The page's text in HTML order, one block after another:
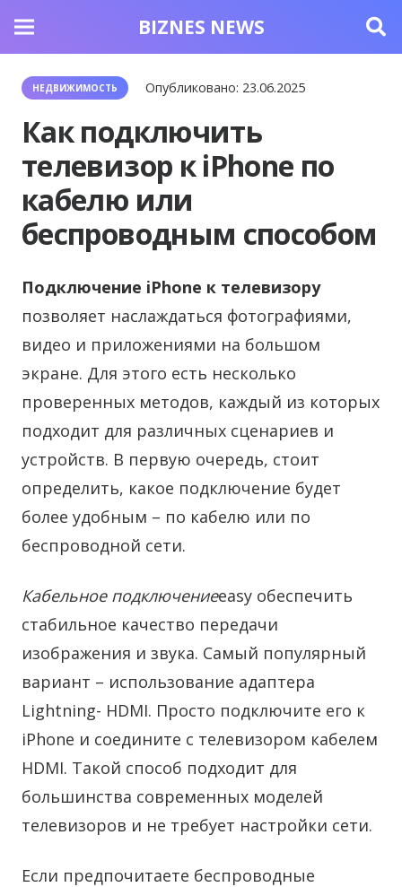
BIZNES NEWS
НЕДВИЖИМОСТЬ Опубликовано: 23.06.2025
Как подключить
телевизор к iPhone по
кабелю или
беспроводным способом
Подключение iPhone к телевизору
позволяет наслаждаться фотографиями,
видео и приложениями на большом
экране. Для этого есть несколько
проверенных методов, каждый из которых
подходит для различных сценариев и
устройств. В первую очередь, стоит
определить, какое подключение будет
более удобным – по кабелю или по
беспроводной сети.
Кабельное подключениеeasy обеспечить
стабильное качество передачи
изображения и звука. Самый популярный
вариант – использование адаптера
Lightning- HDMI. Просто подключите его к
iPhone и соедините с телевизором кабелем
HDMI. Такой способ подходит для
большинства современных моделей
телевизоров и не требует настройки сети.
Если предпочитаете беспроводные